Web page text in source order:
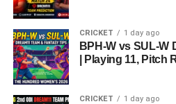
CRICKET 1 day ago
BPH-W vs SUL-W
| Playing 11, Pitch
CRICKET 1 day ago